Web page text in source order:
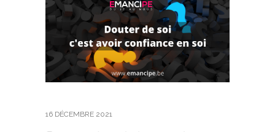
16 DÉCEMBRE 2021